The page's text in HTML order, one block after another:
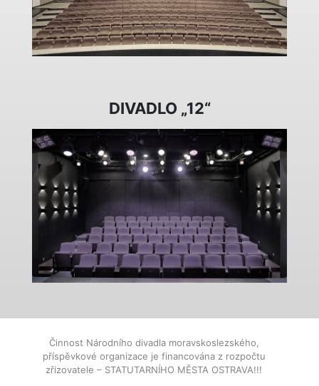
DIVADLO „12“
Činnost Národního divadla moravskoslezského,
příspěvkové organizace je financována z rozpočtu
zřizovatele – STATUTARNÍHO MĚSTA OSTRAVA!!!